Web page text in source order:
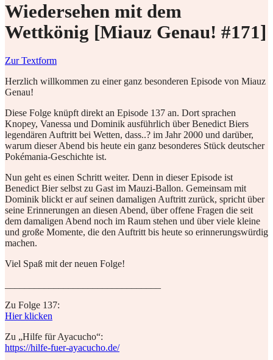
Wiedersehen mit dem
Wettkönig [Miauz Genau! #171]
Zur Textform
Herzlich willkommen zu einer ganz besonderen Episode von Miauz
Genau!
Diese Folge knüpft direkt an Episode 137 an. Dort sprachen
Knopey, Vanessa und Dominik ausführlich über Benedict Biers
legendären Auftritt bei Wetten, dass..? im Jahr 2000 und darüber,
warum dieser Abend bis heute ein ganz besonderes Stück deutscher
Pokémania-Geschichte ist.
Nun geht es einen Schritt weiter. Denn in dieser Episode ist
Benedict Bier selbst zu Gast im Mauzi-Ballon. Gemeinsam mit
Dominik blickt er auf seinen damaligen Auftritt zurück, spricht über
seine Erinnerungen an diesen Abend, über offene Fragen die seit
dem damaligen Abend noch im Raum stehen und über viele kleine
und große Momente, die den Auftritt bis heute so erinnerungswürdig
machen.
Viel Spaß mit der neuen Folge!
Zu Folge 137:
Hier klicken
Zu „Hilfe für Ayacucho“:
https://hilfe-fuer-ayacucho.de/